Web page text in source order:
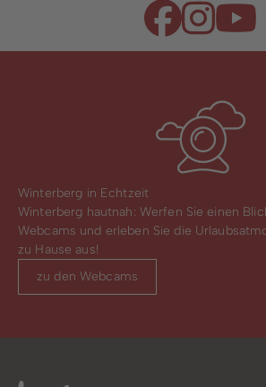
Winterberg in Echtzeit
Winterberg hautnah: Werfen Sie einen
Webcams und erleben Sie die
zu Hause aus!
zu den Webcams